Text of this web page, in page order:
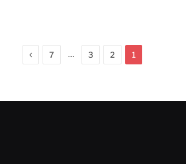
1
2
3
…
7 التالي